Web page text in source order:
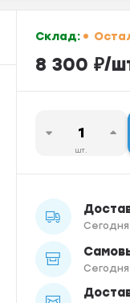
Склад:
8 300 ₽/
шт.